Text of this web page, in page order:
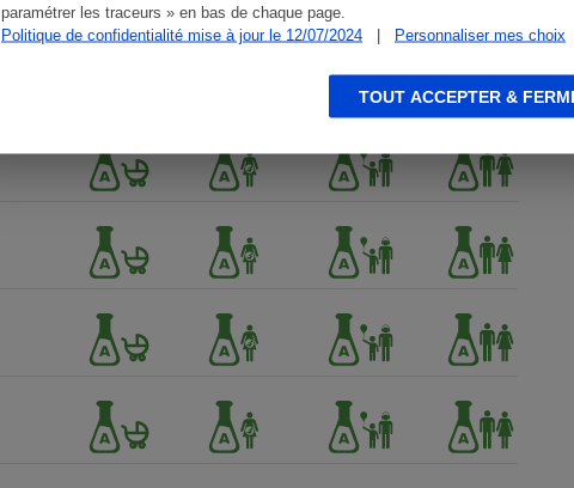
paramétrer les traceurs » en bas de chaque page.
Politique de confidentialité mise à jour le 12/07/2024
| Personnaliser mes choix
TOUT ACCEPTER &